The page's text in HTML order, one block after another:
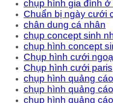
chụp hình gia đình ở
Chuẩn bị ngày cưới
chân dung cá nhân
chụp concept sinh
chụp hình concept
Chụp hình cưới
Chụp hình cưới paris
chụp hình quảng cáo
chụp hình quảng
chụp hình quảng